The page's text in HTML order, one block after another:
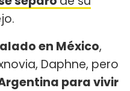
en México,
Daphne, pero
para vivir